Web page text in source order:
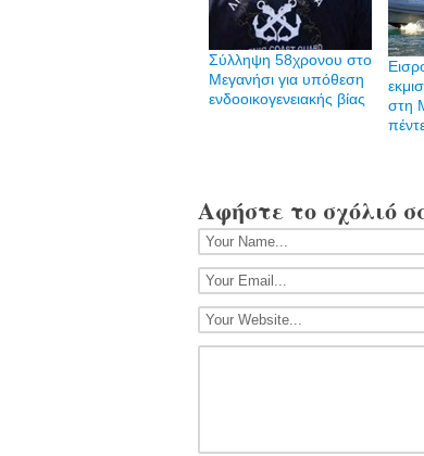
Σύλληψη 58χρονου στο
Μεγανήσι για υπόθεση
ενδοοικογενειακής βίας
στη
Αφήστε το σχόλιό